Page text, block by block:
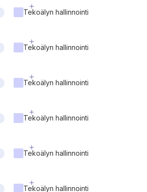
Tekoälyn hallinnointi
Tekoälyn hallinnointi
Tekoälyn hallinnointi
Tekoälyn hallinnointi
Tekoälyn hallinnointi
Tekoälyn hallinnointi